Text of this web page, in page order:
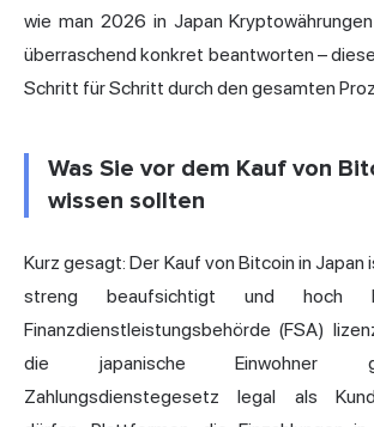
wie man 2026 in Japan
überraschend konkret beantworten –
Schritt für Schritt durch den gesamten
Was Sie vor dem Kauf von
wissen sollten
Kurz gesagt: Der Kauf von Bitcoin in Japan
streng beaufsichtigt und hoch
Finanzdienstleistungsbehörde (FSA)
die japanische Einwohner
Zahlungsdienstegesetz legal als